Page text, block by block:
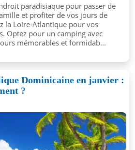
paradisiaque pour passer de
et profiter de vos jours de
la Loire-Atlantique pour vos
Optez pour un camping avec
mémorables et formidab...
Dominicaine en janvier :
?